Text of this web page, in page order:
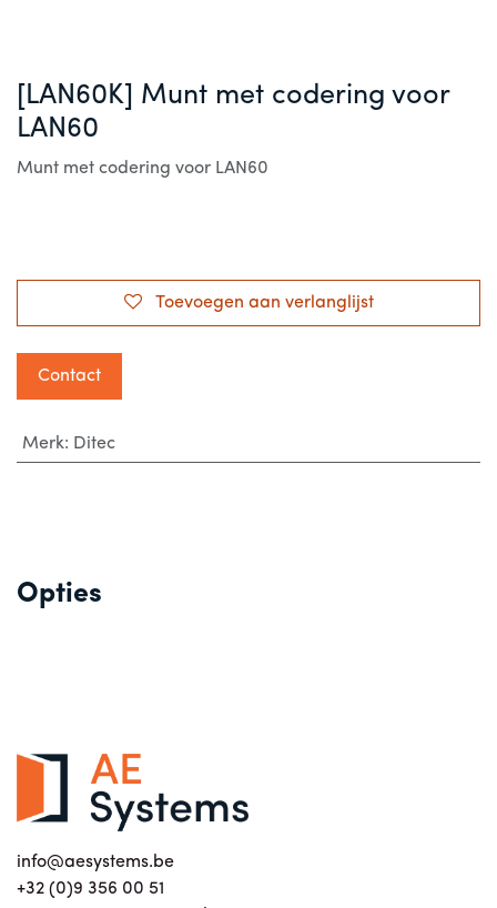
[LAN60K] Munt met codering voor
LAN60
Munt met codering voor LAN60
Toevoegen aan verlanglijst
Contact
Merk: Ditec
Opties
info@aesystems.be
+32 (0)9 356 00 51